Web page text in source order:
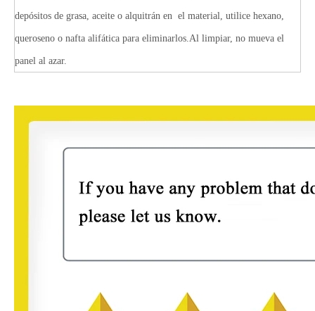
depósitos de grasa, aceite o alquitrán en el material, utilice hexano,
queroseno o nafta alifática para eliminarlos.Al limpiar, no mueva el
panel al azar.